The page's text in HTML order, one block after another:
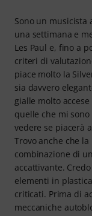
Sono un musicista
una settimana e
Les Paul e, fino a
criteri di
piace molto la
sia davvero
gialle molto
quelle che mi
vedere se piacerà
Trovo anche che
combinazione di
accattivante.
elementi in
criticati. Prima di
meccaniche